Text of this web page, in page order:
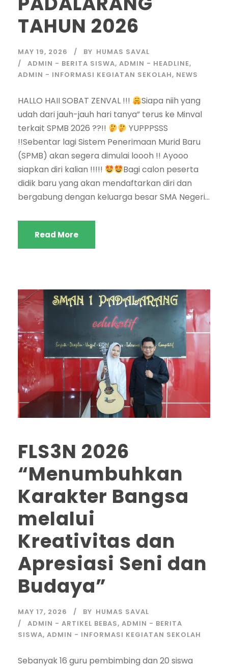
TAHUN 2026
MAY 19, 2026 BY HUMAS SAVAL
ADMIN - BERITA SISWA, ADMIN - HEADLINE,
ADMIN - INFORMASI KEGIATAN SEKOLAH, NEWS
HALLO HAII SOBAT ZENVAL !!!
Siapa niih yang
udah dari jauh-jauh hari tanya” terus ke Minval
terkait SPMB 2026 ??!!
YUPPPSSS
!!Sebentar lagi Sistem Penerimaan Murid Baru
(SPMB) akan segera dimulai loooh !! Ayooo
siapkan diri kalian !!!!!
Bagi calon peserta
didik baru yang akan mendaftarkan diri dan
bergabung dengan keluarga besar SMA Negeri...
Read More
FLS3N 2026
“Menumbuhkan
Karakter Bangsa
melalui
Kreativitas dan
Apresiasi Seni dan
Budaya”
MAY 17, 2026 BY HUMAS SAVAL
ADMIN - ARTIKEL BEBAS, ADMIN - BERITA
SISWA, ADMIN - INFORMASI KEGIATAN SEKOLAH
Sebanyak 16 guru pembimbing dan 20 siswa